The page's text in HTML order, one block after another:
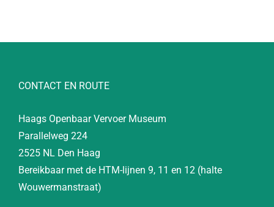
CONTACT EN ROUTE
Haags Openbaar Vervoer Museum
Parallelweg 224
2525 NL Den Haag
Bereikbaar met de HTM-lijnen 9, 11 en 12 (halte
Wouwermanstraat)